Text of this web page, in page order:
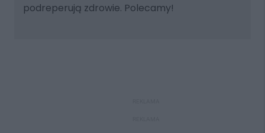
podreperują zdrowie. Polecamy!